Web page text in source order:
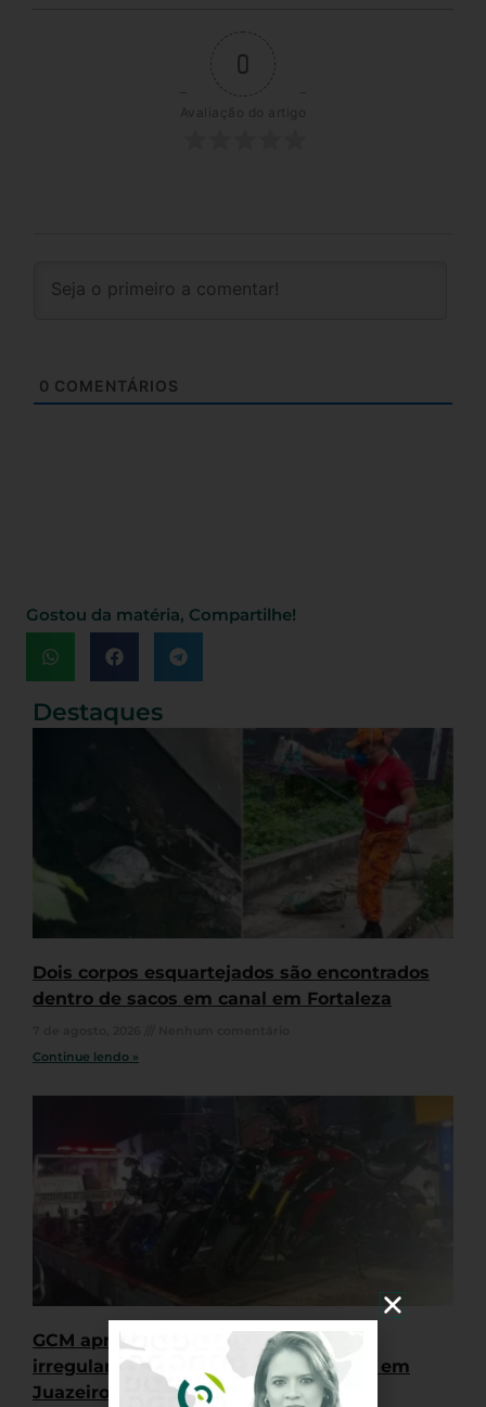
0
Avaliação do artigo
0 COMENTÁRIOS
Gostou da matéria, Compartilhe!
Destaques
Dois corpos esquartejados são encontrados
dentro de sacos em canal em Fortaleza
Continue lendo »
GCM apreende quatro motocicletas
irregulares durante “rolê” de veículos em
Juazeiro do Norte